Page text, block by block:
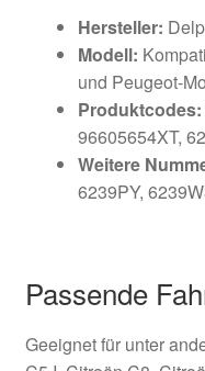
Hersteller:
Modell:
und Peugeot-
Produktcodes:
96605654XT,
Weitere
6239PY,
Passende
Geeignet für unter